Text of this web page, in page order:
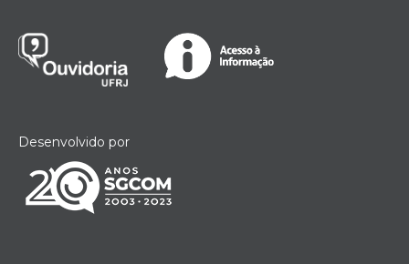
Desenvolvido por